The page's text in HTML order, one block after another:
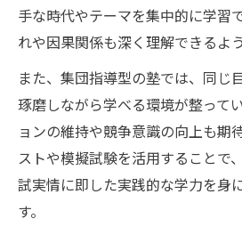
手な時代やテーマを集中的に学習
れや因果関係も深く理解できるよ
また、集団指導型の塾では、同じ
琢磨しながら学べる環境が整って
ョンの維持や競争意識の向上も期
ストや模擬試験を活用することで
試実情に即した実践的な学力を身
す。